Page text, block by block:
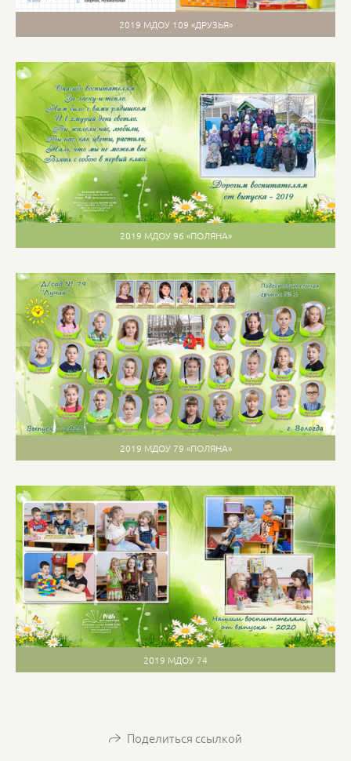
2019 МДОУ 109 «ДРУЗЬЯ»
2019 МДОУ 96 «ПОЛЯНА»
2019 МДОУ 79 «ПОЛЯНА»
2019 МДОУ 74
Поделиться ссылкой